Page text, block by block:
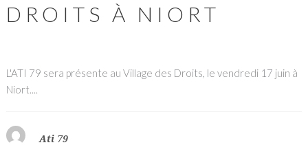
DROITS À NIORT
L'ATI 79 sera présente au Village des Droits, le vendredi 17 juin à
Niort....
Ati 79